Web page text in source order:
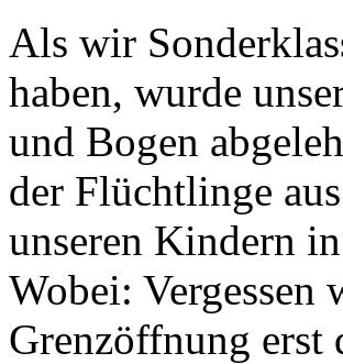
Als wir
haben, wurde
und Bogen
der Flüchtlinge
unseren Kindern
Wobei:
Grenzöffnung erst